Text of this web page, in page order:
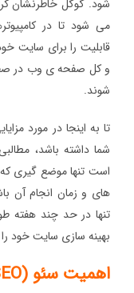
شود. گوگل خاطرنشان
می شود تا در
قابلیت را برای سایت
و کل صفحه ی وب در
شوند.
تا به اینجا در مورد
شما داشته باشد،
است تنها موضع گیری
های و زمان انجام آن
تنها در حد چند هفته
بهینه سازی سایت خود
اهمیت سئو (SEO) سایت از حال تا آینده